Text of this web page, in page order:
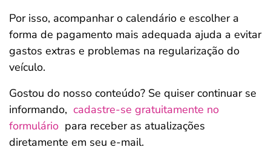
Por isso, acompanhar o calendário e escolher a
forma de pagamento mais adequada ajuda a evitar
gastos extras e problemas na regularização do
veículo.
Gostou do nosso conteúdo? Se quiser continuar se
informando, cadastre-se gratuitamente no
formulário para receber as atualizações
diretamente em seu e-mail.